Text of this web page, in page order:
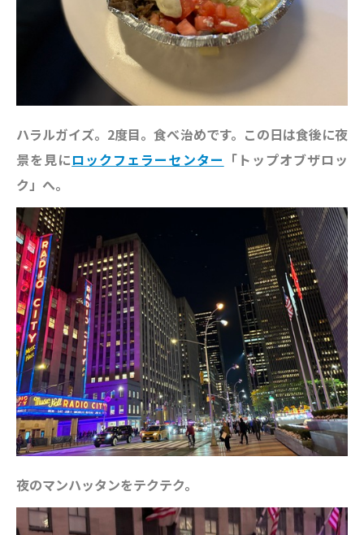
ハラルガイズ。2度目。食べ治めです。この日は食後に夜
景を見にロックフェラーセンター 「トップオブザロッ
ク」へ。
夜のマンハッタンをテクテク。